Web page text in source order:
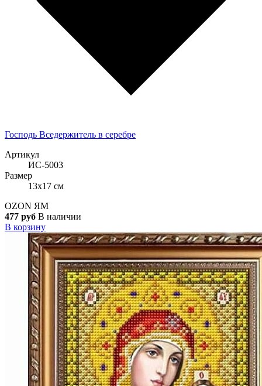
Господь Вседержитель в серебре
Артикул
ИС-5003
Размер
13x17 см
OZON ЯМ
477 руб В наличии
В корзину